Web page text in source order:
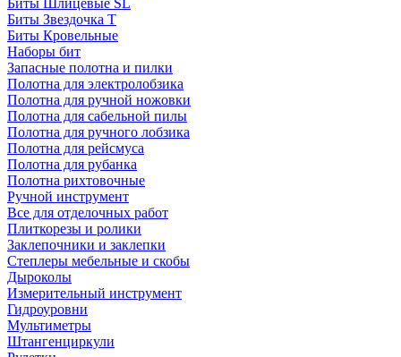
Биты Шлицевые SL
Биты Звездочка T
Биты Кровельные
Наборы бит
Запасные полотна и пилки
Полотна для электролобзика
Полотна для ручной ножовки
Полотна для сабельной пилы
Полотна для ручного лобзика
Полотна для рейсмуса
Полотна для рубанка
Полотна рихтовочные
Ручной инструмент
Все для отделочных работ
Плиткорезы и ролики
Заклепочники и заклепки
Степлеры мебельные и скобы
Дыроколы
Измерительный инструмент
Гидроуровни
Мультиметры
Штангенциркули